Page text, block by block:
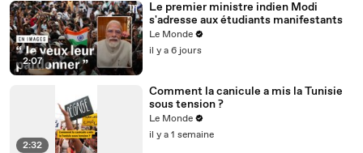
2:07
Le premier ministre indien Modi
s'adresse aux étudiants manifestants
Le Monde
il y a 6 jours
2:32
Comment la canicule a mis la Tunisie
sous tension ?
Le Monde
il y a 1 semaine